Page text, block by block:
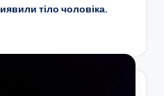
тіло чоловіка.